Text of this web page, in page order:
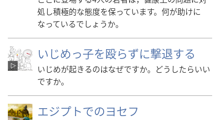
処し積極的な態度を保っています。何が助けに
なっているでしょうか。
いじめっ子を殴らずに撃退する
いじめが起きるのはなぜですか。どうしたらいい
ですか。
エジプトでのヨセフ